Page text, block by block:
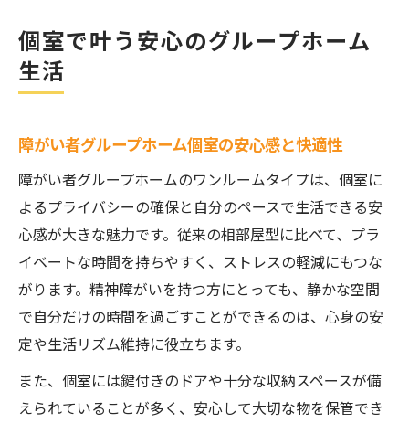
家具家電付きで手軽に始める新生活のポイ
障がい者グループホームの支援体制を比較
精神障がい対応の安心できる環境の選び方
生活保護受給者も無理なく入居できる理由
個室タイプだからできる自分らしい生活
大阪市内で自立サポートが手厚い施設の特
徴
ワンルーム型でプライバシーを守る暮らし方
障がい者グループホームの完全個室の安心
ワンルーム型で叶える一人暮らしの練習
個室で叶う安心のグループホーム
生活
障がい者グループホーム個室の安心感と快適性
障がい者グループホームのワンルームタイプは、個室に
よるプライバシーの確保と自分のペースで生活できる安
心感が大きな魅力です。従来の相部屋型に比べて、プラ
イベートな時間を持ちやすく、ストレスの軽減にもつな
がります。精神障がいを持つ方にとっても、静かな空間
で自分だけの時間を過ごすことができるのは、心身の安
定や生活リズム維持に役立ちます。
また、個室には鍵付きのドアや十分な収納スペースが備
えられていることが多く、安心して大切な物を保管でき